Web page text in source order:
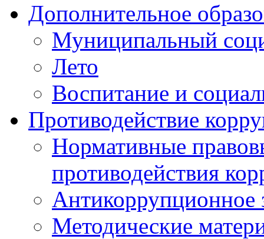
Дополнительное
Муниципальный
Лето
Воспитание и
Противодействие
Нормативные
противодействия
Антикоррупционное
Методические